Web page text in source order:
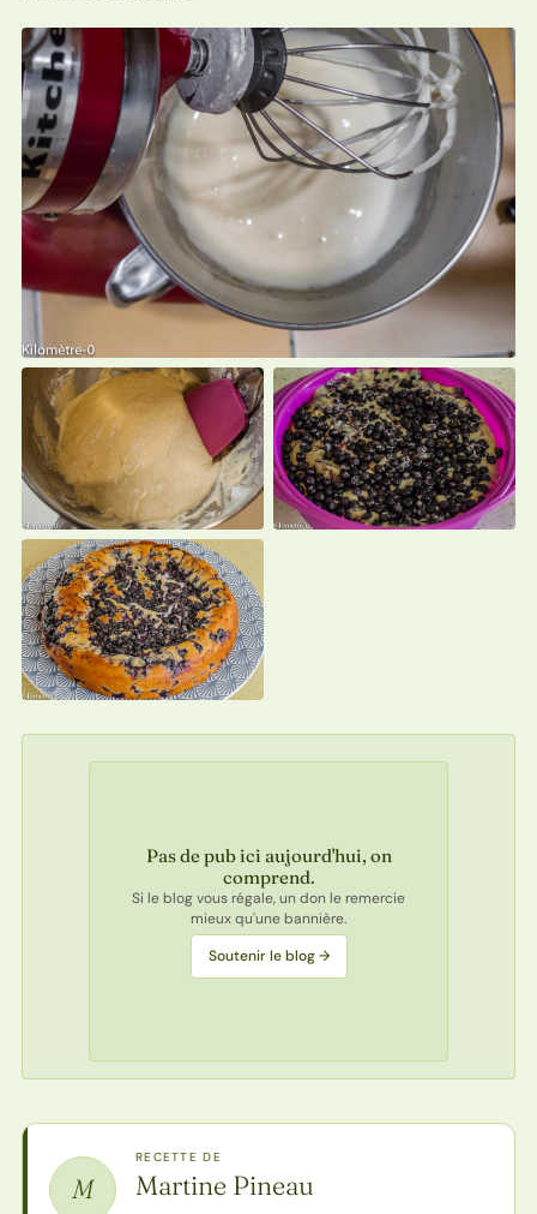
Pas de pub ici aujourd'hui, on
comprend.
Si le blog vous régale, un don le remercie
mieux qu'une bannière.
Soutenir le blog →
M
RECETTE DE
Martine Pineau